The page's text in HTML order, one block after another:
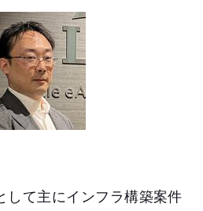
して主にインフラ構築案件